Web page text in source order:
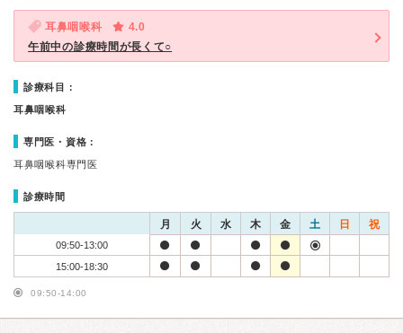
耳鼻咽喉科
4.0
午前中の診療時間が長くて○
診療科目：
耳鼻咽喉科
専門医・資格：
耳鼻咽喉科専門医
診療時間
月 火 水 木 金 土 日 祝
09:50-13:00
15:00-18:30
09:50-14:00